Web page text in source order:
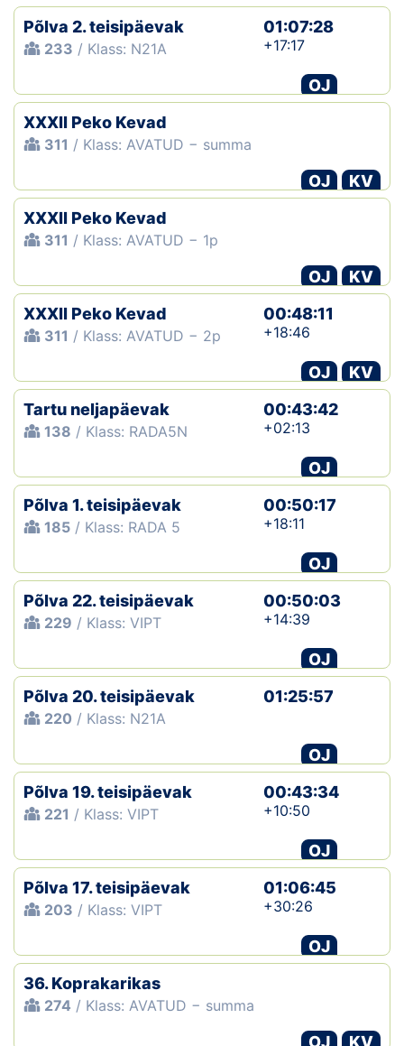
Põlva 2. teisipäevak
233 / Klass: N21A
01:07:28
+17:17
OJ
XXXII Peko Kevad
311 / Klass: AVATUD − summa
OJ
KV
XXXII Peko Kevad
311 / Klass: AVATUD − 1p
OJ
KV
XXXII Peko Kevad
311 / Klass: AVATUD − 2p
00:48:11
+18:46
OJ
KV
Tartu neljapäevak
138 / Klass: RADA5N
00:43:42
+02:13
OJ
Põlva 1. teisipäevak
185 / Klass: RADA 5
00:50:17
+18:11
OJ
Põlva 22. teisipäevak
229 / Klass: VIPT
00:50:03
+14:39
OJ
Põlva 20. teisipäevak
220 / Klass: N21A
01:25:57
OJ
Põlva 19. teisipäevak
221 / Klass: VIPT
00:43:34
+10:50
OJ
Põlva 17. teisipäevak
203 / Klass: VIPT
01:06:45
+30:26
OJ
36. Koprakarikas
274 / Klass: AVATUD − summa
OJ KV